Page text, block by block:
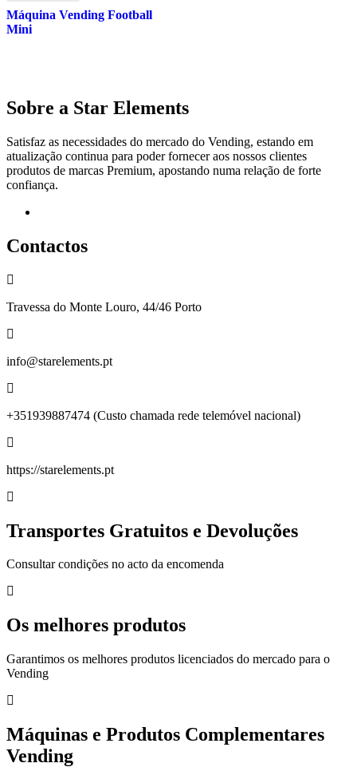
Máquina Vending Football
Mini
Sobre a Star Elements
Satisfaz as necessidades do mercado do Vending, estando em
atualização continua para poder fornecer aos nossos clientes
produtos de marcas Premium, apostando numa relação de forte
confiança.
Contactos
Travessa do Monte Louro, 44/46 Porto
info@starelements.pt
+351939887474 (Custo chamada rede telemóvel nacional)
https://starelements.pt
Transportes Gratuitos e Devoluções
Consultar condições no acto da encomenda
Os melhores produtos
Garantimos os melhores produtos licenciados do mercado para o
Vending
Máquinas e Produtos Complementares
Vending